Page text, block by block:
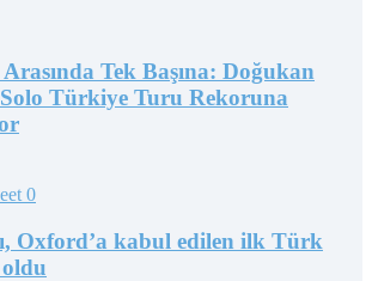
Tek Başına: Doğukan
Türkiye Turu Rekoruna
0
Oxford’a kabul edilen ilk Türk